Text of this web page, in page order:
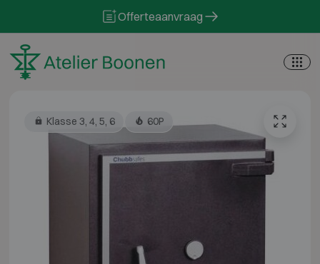
Offerteaanvraag
Klasse 3, 4, 5, 6 60P